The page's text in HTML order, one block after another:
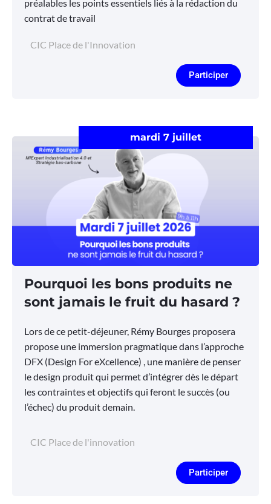
préalables les points essentiels liés à la rédaction du
contrat de travail
CIC Place de l'Innovation
Participer
mardi 7 juillet
Pourquoi les bons produits ne
sont jamais le fruit du hasard ?
Lors de ce petit-déjeuner, Rémy Bourges proposera
propose une immersion pragmatique dans l’approche
DFX (Design For eXcellence) , une manière de penser
le design produit qui permet d’intégrer dès le départ
les contraintes et objectifs qui feront le succès (ou
l’échec) du produit demain.
CIC Place de l'innovation
Participer